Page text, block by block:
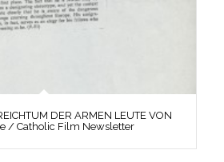
DER ARMEN LEUTE VON
/ Catholic Film Newsletter